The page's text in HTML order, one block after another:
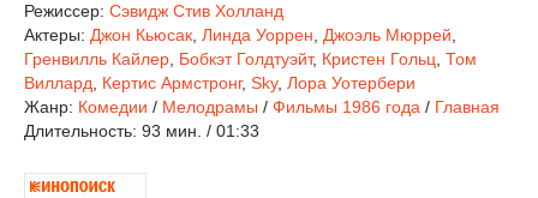
Режиссер: Сэвидж Стив Холланд
Актеры: Джон Кьюсак Линда Уоррен Джоэль Мюррей
Гренвилль Кайлер Бобкэт Голдтуэйт, Кристен Гольц Том
Виллард
Кертис Армстронг, Sky, Лора Уотербери
Жанр: Комедии / Мелодрамы / Фильмы 1986 года / Главная
Длительность: 93 мин. / 01:33